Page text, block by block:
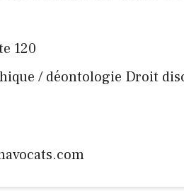
120
/ déontologie Droit